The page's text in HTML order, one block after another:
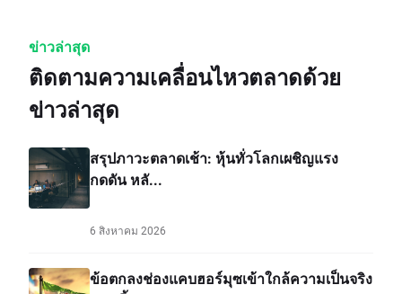
ข่าวล่าสุด
ติดตามความเคลื่อนไหวตลาดด้วย
ข่าวล่าสุด
สรุปภาวะตลาดเช้า: หุ้นทั่วโลกเผชิญแรง
กดดัน หลั...
6 สิงหาคม 2026
ข้อตกลงช่องแคบฮอร์มุซเข้าใกล้ความเป็นจริง